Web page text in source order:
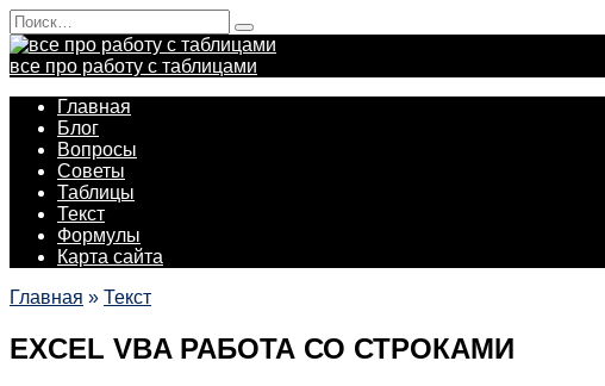
Перейти
к
содержанию
Search
for:
все про работу с таблицами
Главная
Блог
Вопросы
Советы
Таблицы
Текст
Формулы
Карта сайта
Главная » Текст
EXCEL VBA РАБОТА СО СТРОКАМИ